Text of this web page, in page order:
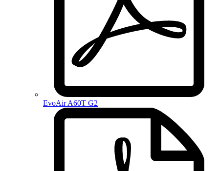
EvoAir A60T G2